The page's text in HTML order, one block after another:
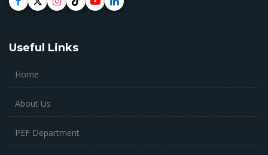
Useful Links
Home
About Us
PEF Department